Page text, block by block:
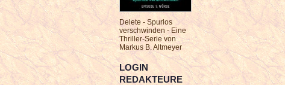
Delete - Spurlos
verschwinden - Eine
Thriller-Serie von
Markus B. Altmeyer
LOGIN
REDAKTEURE